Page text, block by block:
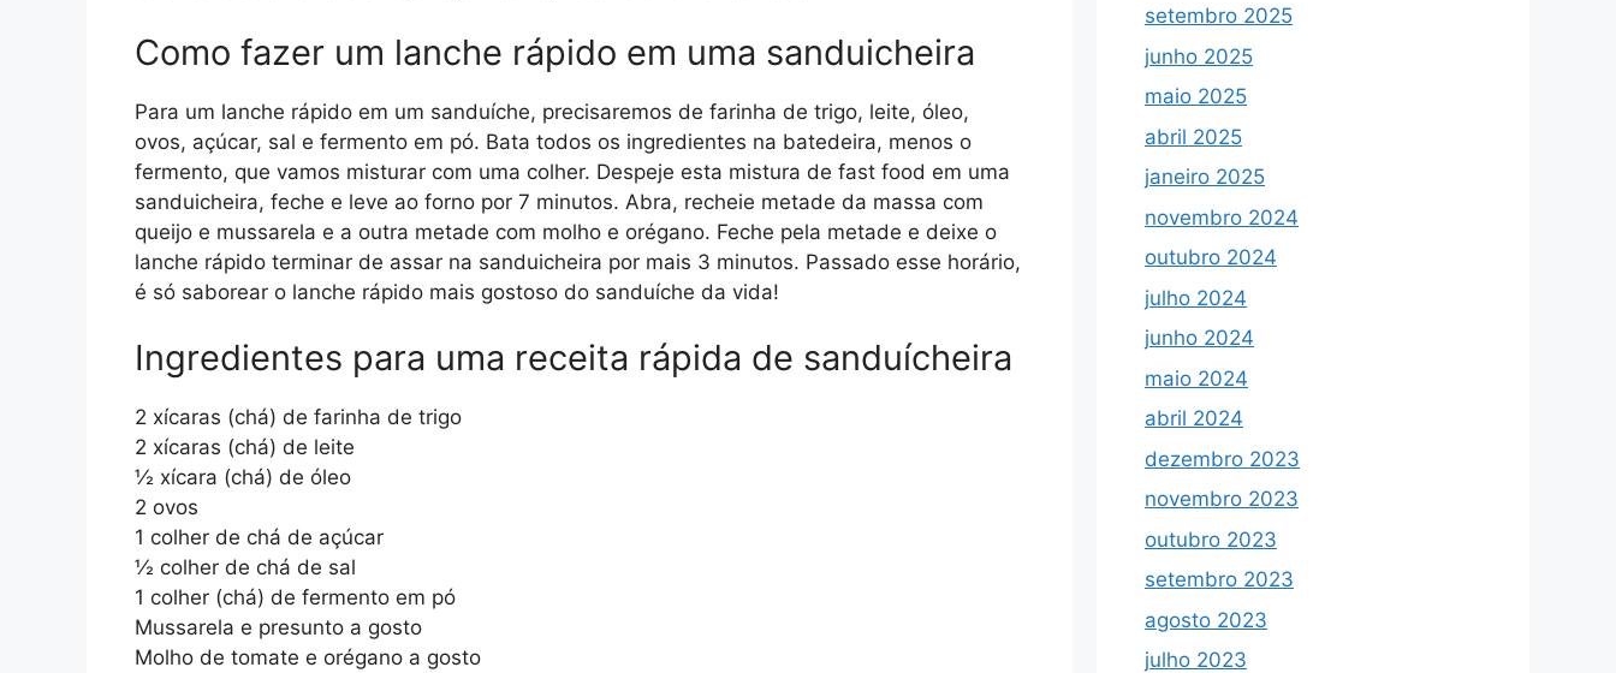
Como fazer um lanche rápido em uma sanduicheira
Para um lanche rápido em um sanduíche, precisaremos de farinha de trigo, leite, óleo,
ovos, açúcar, sal e fermento em pó. Bata todos os ingredientes na batedeira, menos o
fermento, que vamos misturar com uma colher. Despeje esta mistura de fast food em uma
sanduicheira, feche e leve ao forno por 7 minutos. Abra, recheie metade da massa com
queijo e mussarela e a outra metade com molho e orégano. Feche pela metade e deixe o
lanche rápido terminar de assar na sanduicheira por mais 3 minutos. Passado esse horário,
é só saborear o lanche rápido mais gostoso do sanduíche da vida!
Ingredientes para uma receita rápida de sanduícheira
2 xícaras (chá) de farinha de trigo
2 xícaras (chá) de leite
½ xícara (chá) de óleo
2 ovos
1 colher de chá de açúcar
½ colher de chá de sal
1 colher (chá) de fermento em pó
Mussarela e presunto a gosto
Molho de tomate e orégano a gosto
setembro 2025
junho 2025
maio 2025
abril 2025
janeiro 2025
novembro 2024
outubro 2024
julho 2024
junho 2024
maio 2024
abril 2024
dezembro 2023
novembro 2023
outubro 2023
setembro 2023
agosto 2023
julho 2023